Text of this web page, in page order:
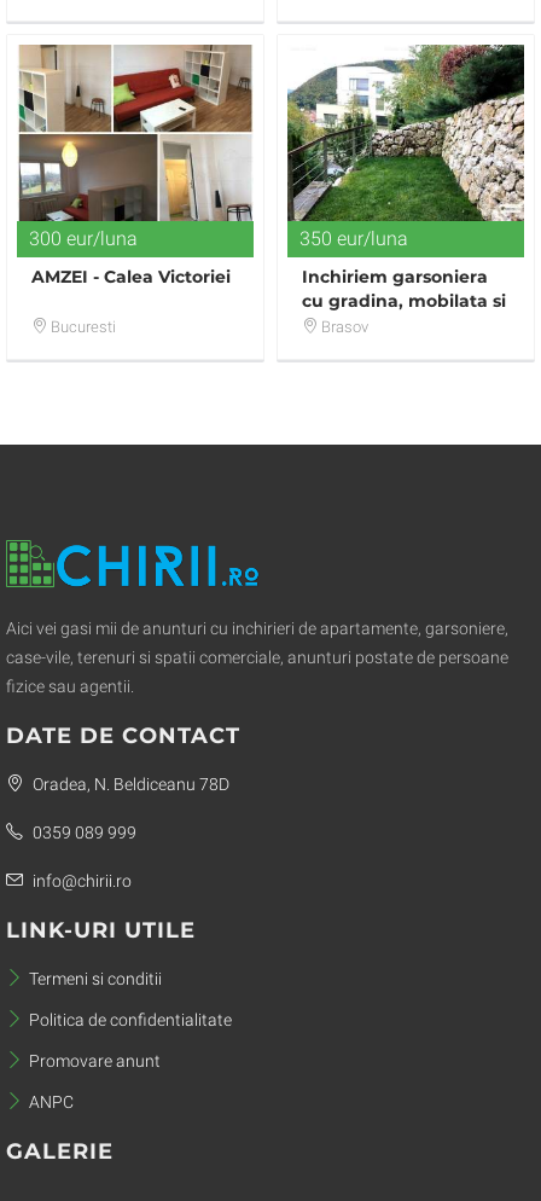
300 eur/luna
AMZEI - Calea Victoriei
Bucuresti
350 eur/luna
Inchiriem garsoniera
cu gradina, mobilata si
utilata situata in
Brasov
Aici vei gasi mii de anunturi cu inchirieri de apartamente, garsoniere,
case-vile, terenuri si spatii comerciale, anunturi postate de persoane
fizice sau agentii.
DATE DE CONTACT
Oradea, N. Beldiceanu 78D
0359 089 999
info@chirii.ro
LINK-URI UTILE
Termeni si conditii
Politica de confidentialitate
Promovare anunt
ANPC
GALERIE